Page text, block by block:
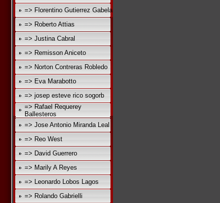
=> Florentino Gutierrez Gabela
=> Roberto Attias
=> Justina Cabral
=> Remisson Aniceto
=> Norton Contreras Robledo
=> Eva Marabotto
=> josep esteve rico sogorb
=> Rafael Requerey
Ballesteros
=> Jose Antonio Miranda Leal
=> Reo West
=> David Guerrero
=> Marily A Reyes
=> Leonardo Lobos Lagos
=> Rolando Gabrielli